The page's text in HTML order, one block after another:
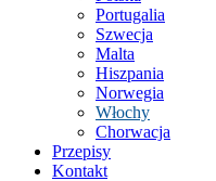
Portugalia
Szwecja
Malta
Hiszpania
Norwegia
Włochy
Chorwacja
Przepisy
Kontakt